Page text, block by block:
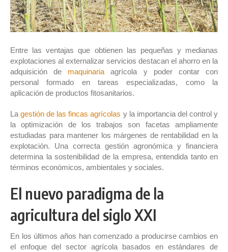
Entre las ventajas que obtienen las pequeñas y medianas
explotaciones al externalizar servicios destacan el ahorro en la
adquisición de maquinariaagrícola y poder contar con
personal formado en tareas especializadas, como la
aplicación de productos fitosanitarios.
Lagestión de las fincas agrícolas y la importancia del control y
la optimización de los trabajos son facetas ampliamente
estudiadas para mantener los márgenes de rentabilidad en la
explotación. Una correcta gestión agronómica y financiera
determina la sostenibilidad de la empresa, entendida tanto en
términos económicos, ambientales y sociales.
El nuevo paradigma de la
agricultura del siglo XXI
En los últimos años han comenzado a producirse cambios en
el enfoque del sector agrícola basados en estándares de